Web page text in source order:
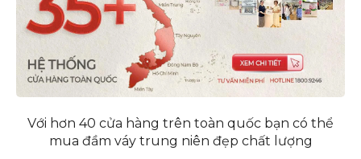
Với hơn 40 cửa hàng trên toàn quốc bạn có thể
mua đầm váy trung niên đẹp chất lượng